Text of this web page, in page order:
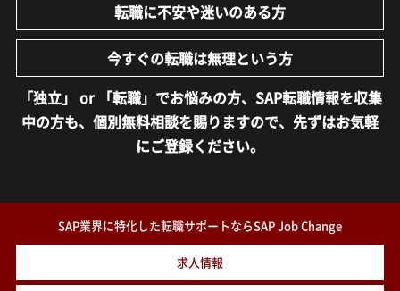
転職に不安や迷いのある方
今すぐの転職は無理という方
「独立」 or 「転職」でお悩みの方、SAP転職情報を収集
中の方も、 個別無料相談を賜りますので、先ずはお気軽
にご登録ください。
SAP業界に特化した転職サポートならSAP Job Change
求人情報